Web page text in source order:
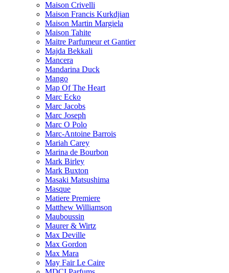
Maison Crivelli
Maison Francis Kurkdjian
Maison Martin Margiela
Maison Tahite
Maitre Parfumeur et Gantier
Majda Bekkali
Mancera
Mandarina Duck
Mango
Map Of The Heart
Marc Ecko
Marc Jacobs
Marc Joseph
Marc O Polo
Marc-Antoine Barrois
Mariah Carey
Marina de Bourbon
Mark Birley
Mark Buxton
Masaki Matsushima
Masque
Matiere Premiere
Matthew Williamson
Mauboussin
Maurer & Wirtz
Max Deville
Max Gordon
Max Mara
May Fair Le Caire